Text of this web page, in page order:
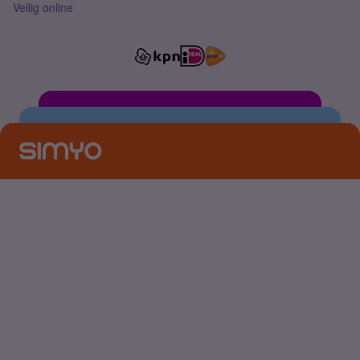
Veilig online